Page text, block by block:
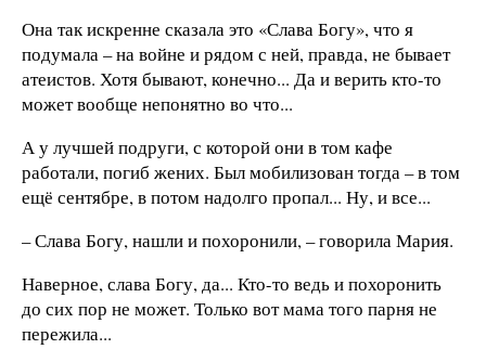
Она так искренне сказала это «Слава Богу», что я
подумала – на войне и рядом с ней, правда, не бывает
атеистов. Хотя бывают, конечно... Да и верить кто-то
может вообще непонятно во что...
А у лучшей подруги, с которой они в том кафе
работали, погиб жених. Был мобилизован тогда – в том
ещё сентябре, в потом надолго пропал... Ну, и все...
– Слава Богу, нашли и похоронили, – говорила Мария.
Наверное, слава Богу, да... Кто-то ведь и похоронить
до сих пор не может. Только вот мама того парня не
пережила...